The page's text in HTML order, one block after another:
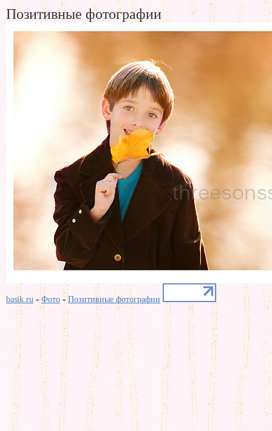
Позитивные фотографии
basik.ru -Фото -Позитивные фотографии